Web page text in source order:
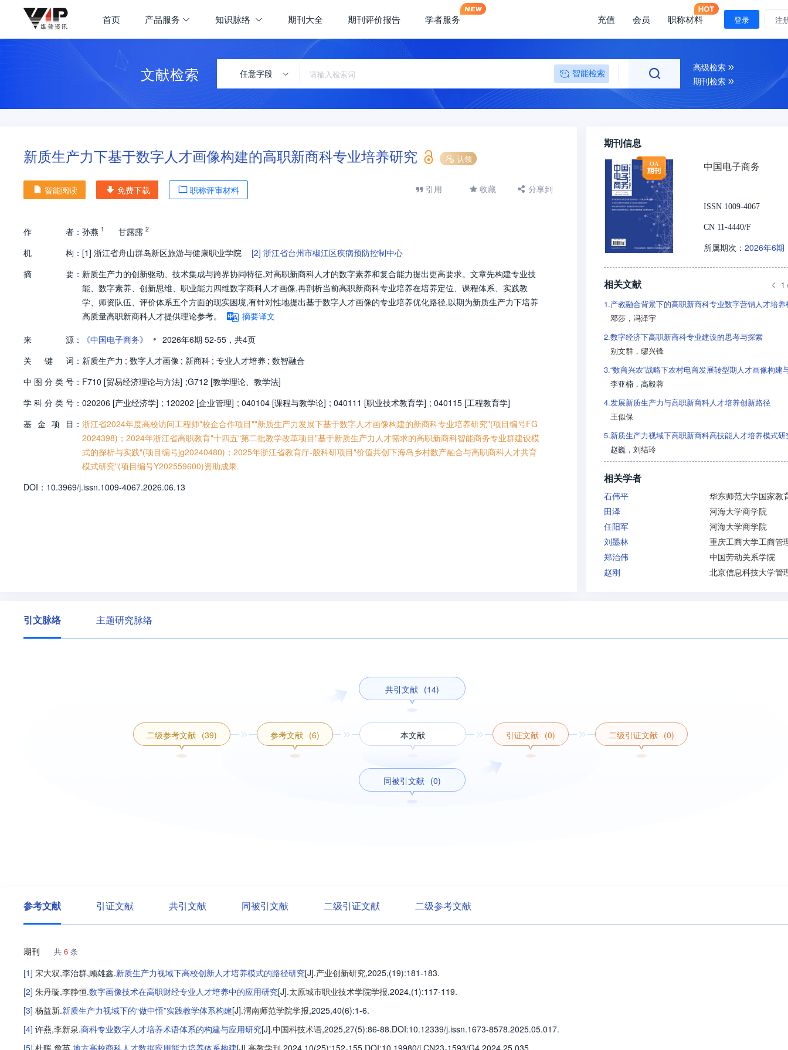
首页 产品服务 知识脉络 期刊大全 期刊评价报告 学者服务 充值 会员 职称材料 登录 注
文献检索 任意字段 智能检索
高级检索
期刊检索
新质生产力下基于数字人才画像构建的高职新商科专业培养研究 认领
智能阅读 免费下载 职称评审材料 引用 收藏 分享到
作 者： 孙燕 1 甘露露 2
机 构： [1] 浙江省舟山群岛新区旅游与健康职业学院 [2] 浙江省台州市椒江区疾病预防控制中心
摘
要： 新质生产力的创新驱动、技术集成与跨界协同特征,对高职新商科人才的数字素养和复合能力提出更高要求。文章先构建专业技
能、数字素养、创新思维、职业能力四维数字商科人才画像,再剖析当前高职新商科专业培养在培养定位、课程体系、实践教
学、师资队伍、评价体系五个方面的现实困境,有针对性地提出基于数字人才画像的专业培养优化路径,以期为新质生产力下培养
高质量高职新商科人才提供理论参考。
摘要译文
来
源： 《中国电子商务》 • 2026年6期 52-55， 共4页
关
键 词： 新质生产力 ; 数字人才画像 ; 新商科 ; 专业人才培养 ; 数智融合
中 图 分 类 号： F710 [贸易经济理论与方法] ;G712 [教学理论、教学法]
学 科 分 类 号： 020206 [产业经济学] ; 120202 [企业管理] ; 040104 [课程与教学论] ; 040111 [职业技术教育学] ; 040115 [工程教育学]
基 金 项 目： 浙江省2024年度高校访问工程师"校企合作项目""新质生产力发展下基于数字人才画像构建的新商科专业培养研究"(项目编号FG
2024398)；2024年浙江省高职教育"十四五"第二批教学改革项目"基于新质生产力人才需求的高职新商科智能商务专业群建设模
式的探析与实践"(项目编号jg20240480)；2025年浙江省教育厅-般科研项目"价值共创下海岛乡村数产融合与高职商科人才共育
模式研究"(项目编号Y202559600)资助成果.
DOI： 10.3969/j.issn.1009-4067.2026.06.13
期刊信息
中国电子商务
ISSN 1009-4067
CN 11-4440/F
所属期次： 2026年6期
相关文献 1
1.
邓莎 ， 冯泽宇
2.数字经济下高职新商科专业建设的思考与探索
别文群 ， 缪兴锋
3.
李亚楠 ， 高毅蓉
4.发展新质生产力与高职新商科人才培养创新路径
王似保
5.
赵巍 ， 刘结玲
相关学者
石伟平
田泽
河海大学商学院
任阳军
河海大学商学院
刘墨林
郑治伟
中国劳动关系学院
赵刚
引文脉络 主题研究脉络
二级参考文献 (39) 参考文献 (6)
共引文献 (14)
本文献
同被引文献 (0)
引证文献 (0) 二级引证文献 (0)
参考文献 引证文献 共引文献 同被引文献 二级引证文献 二级参考文献
期刊 共 6 条
[1] 宋大双,李治群,顾雄鑫.新质生产力视域下高校创新人才培养模式的路径研究[J].产业创新研究,2025,(19):181-183.
[2] 朱丹璇,李静恒.数字画像技术在高职财经专业人才培养中的应用研究[J].太原城市职业技术学院学报,2024,(1):117-119.
[3] 杨益新.新质生产力视域下的“做中悟”实践教学体系构建[J].渭南师范学院学报,2025,40(6):1-6.
[4] 许燕,李新泉.商科专业数字人才培养术语体系的构建与应用研究[J].中国科技术语,2025,27(5):86-88.DOI:10.12339/j.issn.1673-8578.2025.05.017.
[5] 杜晖 詹英 地方高校商科人才数据应用能力培养体系构建[J]. 高教学刊 ,2024,10(25):152-155 DOI:10.19980/j.CN23-1593/G4.2024.25.035.